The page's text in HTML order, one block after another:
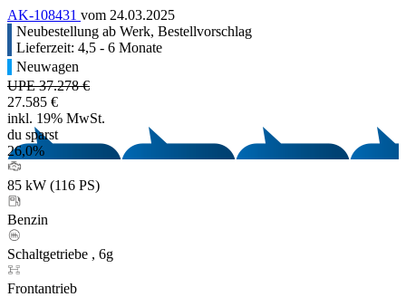
AK-108431 vom 24.03.2025
Neubestellung ab Werk, Bestellvorschlag
Lieferzeit: 4,5 - 6 Monate
Neuwagen
UPE 37.278 €
27.585 €
inkl. 19% MwSt.
du sparst
26,0%
85 kW (116 PS)
Benzin
Schaltgetriebe , 6g
Frontantrieb